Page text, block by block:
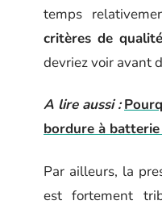
temps
critères de
devriez voir avant
A lire aussi :
bordure à batterie
Par ailleurs, la
est fortement